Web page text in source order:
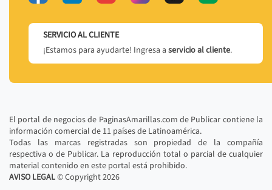
SERVICIO AL CLIENTE
¡Estamos para ayudarte! Ingresa a servicio al cliente.
El portal de negocios de PaginasAmarillas.com de Publicar contiene la
información comercial de 11 países de Latinoamérica.
Todas las marcas registradas son propiedad de la compañía
respectiva o de Publicar. La reproducción total o parcial de cualquier
material contenido en este portal está prohibido.
AVISO LEGAL© Copyright2026